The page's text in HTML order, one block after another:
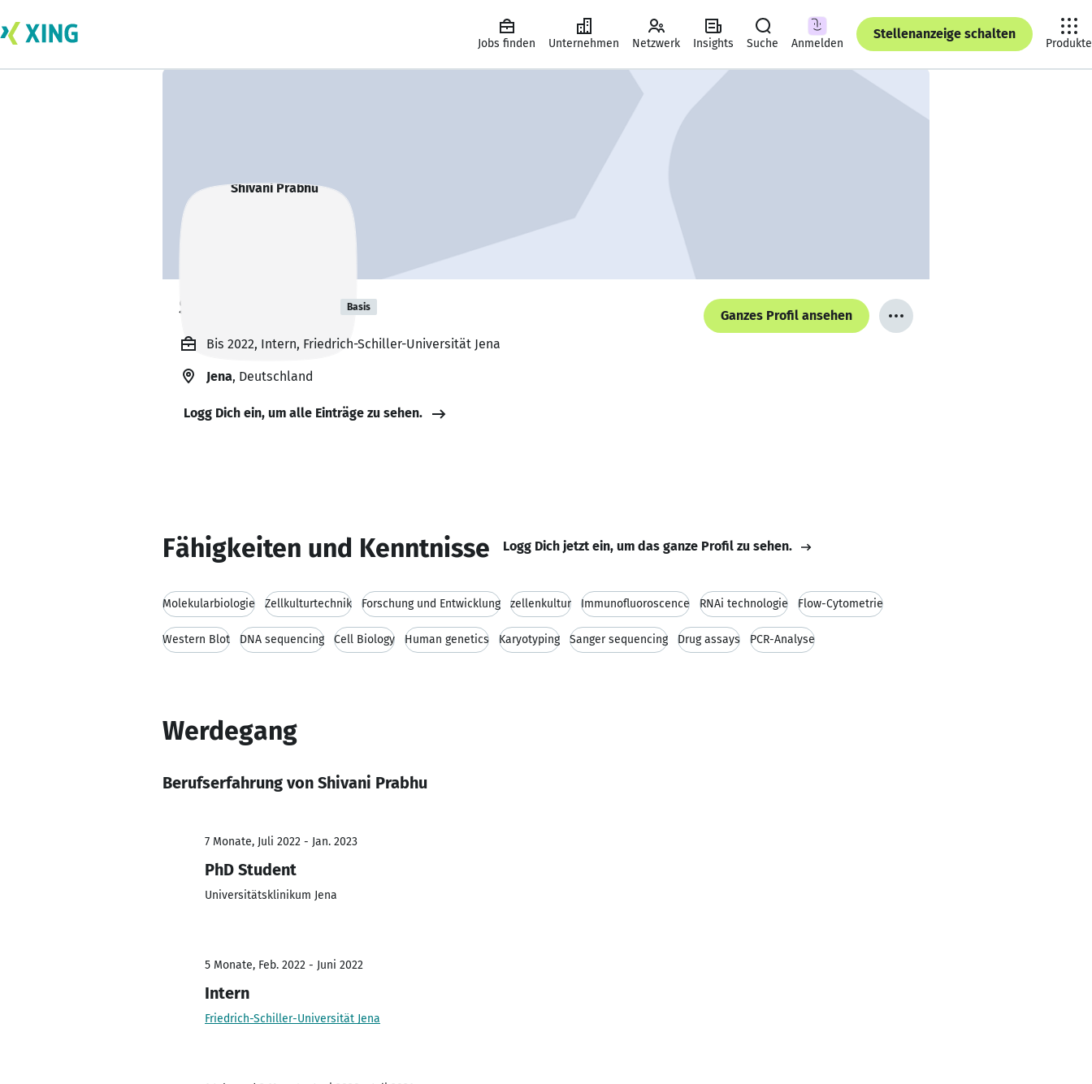
Jobs finden Unternehmen Netzwerk Insights Suche Anmelden
Stellenanzeige schalten
Produkte
Shivani Prabhu Basis
Ganzes Profil ansehen
Bis 2022, Intern, Friedrich-Schiller-Universität Jena
Jena, Deutschland
Logg Dich ein, um alle Einträge zu sehen.
Fähigkeiten und Kenntnisse Logg Dich jetzt ein, um das ganze Profil zu sehen.
Molekularbiologie Zellkulturtechnik Forschung und Entwicklung zellenkultur Immunofluoroscence RNAi technologie Flow-Cytometrie
Western Blot DNA sequencing Cell Biology Human genetics Karyotyping Sanger sequencing Drug assays PCR-Analyse
Werdegang
Berufserfahrung von Shivani Prabhu
7 Monate, Juli 2022 - Jan. 2023
PhD Student
Universitätsklinikum Jena
5 Monate, Feb. 2022 - Juni 2022
Intern
Friedrich-Schiller-Universität Jena